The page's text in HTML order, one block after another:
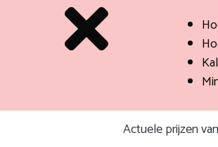
Actuele prijzen